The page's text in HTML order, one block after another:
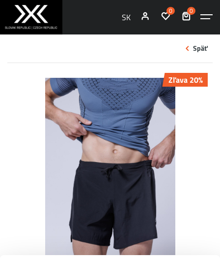
SK
0 0
Späť
Zľava 20%